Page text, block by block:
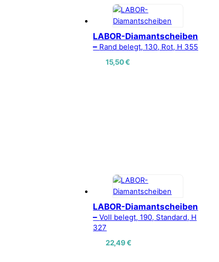
LABOR-Diamantscheiben
– Rand belegt, 130, Rot, H 355
15,50€
LABOR-Diamantscheiben
–Voll belegt, 190, Standard, H
327
22,49€